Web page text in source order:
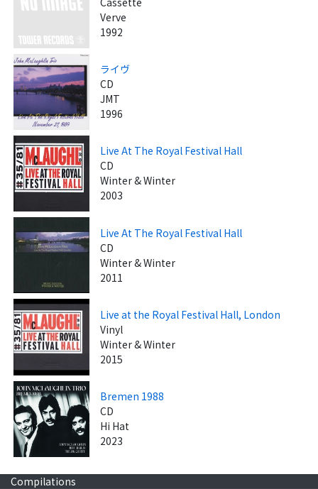
Verve
1992
ライヴ
CD
JMT
1996
Live At The Royal Festival Hall
CD
Winter & Winter
2003
Live At The Royal Festival Hall
CD
Winter & Winter
2011
Live at the Royal Festival Hall, London
Vinyl
Winter & Winter
2015
Bremen 1988
CD
Hi Hat
2023
Compilations